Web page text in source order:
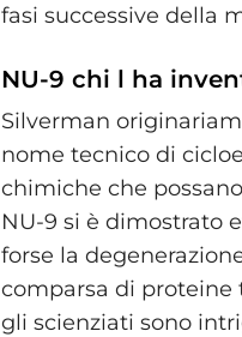
fasi successive della
NU-9 chi l ha
Silverman
nome tecnico di
chimiche che
NU-9 si è dimostrato
forse la
comparsa di proteine
gli scienziati sono